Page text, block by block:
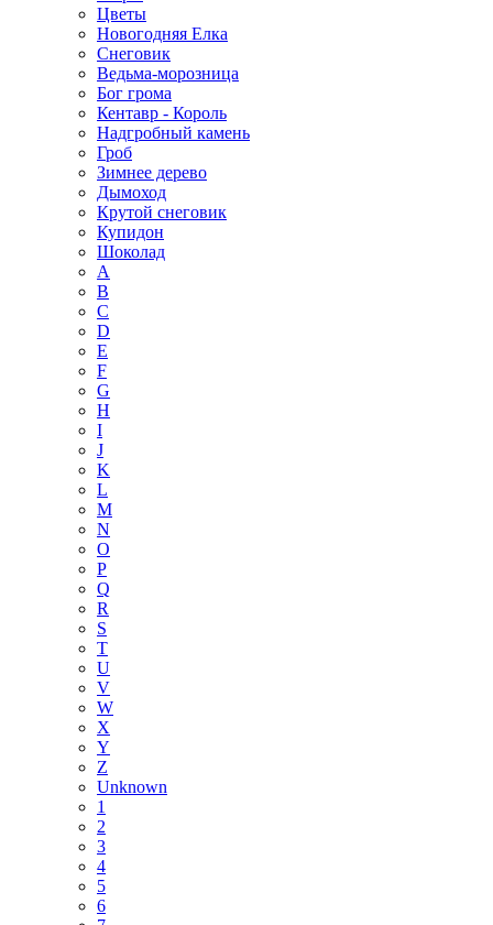
Цветы
Новогодняя Елка
Снеговик
Ведьма-морозница
Бог грома
Кентавр - Король
Надгробный камень
Гроб
Зимнее дерево
Дымоход
Крутой снеговик
Купидон
Шоколад
A
B
C
D
E
F
G
H
I
J
K
L
M
N
O
P
Q
R
S
T
U
V
W
X
Y
Z
Unknown
1
2
3
4
5
6